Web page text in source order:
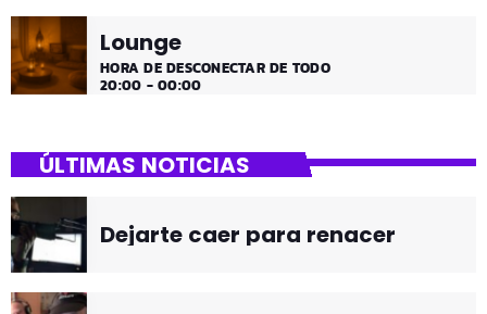
Lounge
HORA DE DESCONECTAR DE TODO
20:00 - 00:00
ÚLTIMAS NOTICIAS
Dejarte caer para renacer